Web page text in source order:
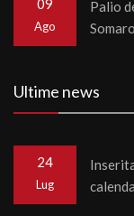
09
Ago
Palio
Somaro
Ultime news
24
Lug